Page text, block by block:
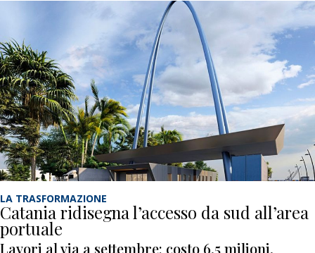
LA TRASFORMAZIONE
Catania ridisegna l’accesso da sud all’area
portuale
Lavori al via a settembre: costo 6,5 milioni,